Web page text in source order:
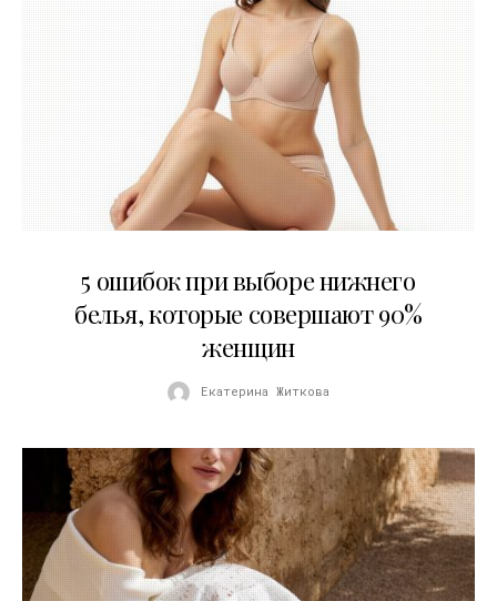
5 ошибок при выборе нижнего
белья, которые совершают 90%
женщин
Екатерина Житкова